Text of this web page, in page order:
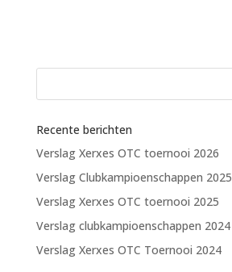
Recente berichten
Verslag Xerxes OTC toernooi 2026
Verslag Clubkampioenschappen 2025
Verslag Xerxes OTC toernooi 2025
Verslag clubkampioenschappen 2024
Verslag Xerxes OTC Toernooi 2024